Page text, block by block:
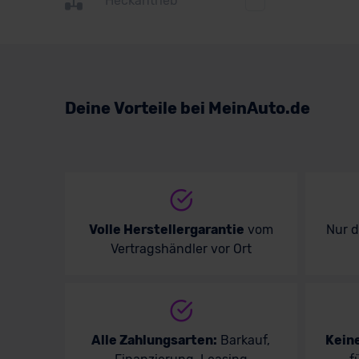
Volvo
Deine Vorteile bei MeinAuto.de
Volle Herstellergarantie vom
Vertragshändler vor Ort
Nur
Alle Zahlungsarten: Barkauf,